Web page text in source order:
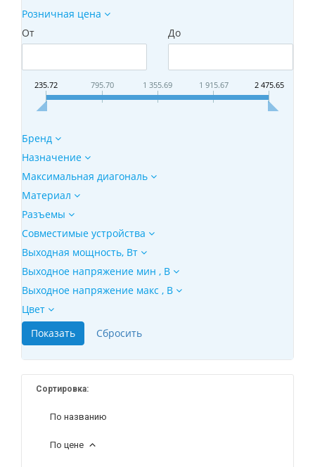
Розничная цена
От
До
235.72 795.70 1 355.69 1 915.67 2 475.65
Бренд
Назначение
Максимальная диагональ
Материал
Разъемы
Совместимые устройства
Выходная мощность, Вт
Выходное напряжение мин , В
Выходное напряжение макс , В
Цвет
Сортировка:
По названию
По цене